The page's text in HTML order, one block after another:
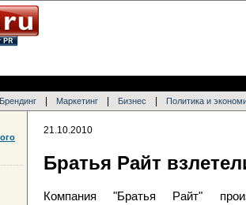
Брендинг Маркетинг Бизнес Политика и
21.10.2010
Братья Райт
Компания "Братья Райт"